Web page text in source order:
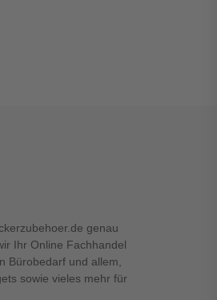
genau
Ihr Online Fachhandel
Bürobedarf und allem,
sowie vieles mehr für